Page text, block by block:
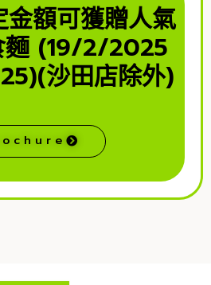
額可獲贈人氣
麵 (19/2/2025
沙田店除外)